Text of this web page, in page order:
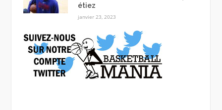
étiez
janvier 23, 2023